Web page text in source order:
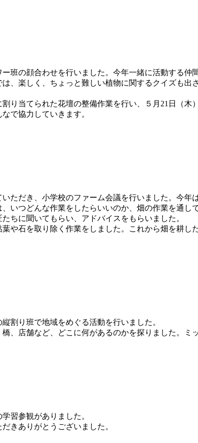
班の顔合わせを行いました。今年一緒に活動する仲
、楽しく、ちょっと難しい植物に関するクイズも出
り当てられた花壇の整備作業を行い、５月21日（木
で協力していきます。
ただき、小学校のファーム会議を行いました。今年
いつどんな作業をしたらいいのか、畑の作業を通
ちに聞いてもらい、アドバイスをもらいました。
や石を取り除く作業をしました。これから畑を耕し
割り班で地域をめぐる活動を行いました。
、店舗など、どこに何があるのかを探りました。ミ
習参観がありました。
きありがとうございました。